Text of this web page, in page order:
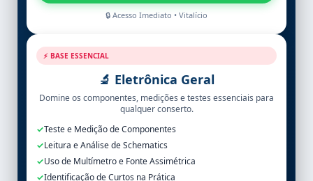
🔒 Acesso Imediato • Vitalício
⚡ BASE ESSENCIAL
🔬 Eletrônica Geral
Domine os componentes, medições e testes essenciais para
qualquer conserto.
✓Teste e Medição de Componentes
✓Leitura e Análise de Schematics
✓Uso de Multímetro e Fonte Assimétrica
✓Identificação de Curtos na Prática